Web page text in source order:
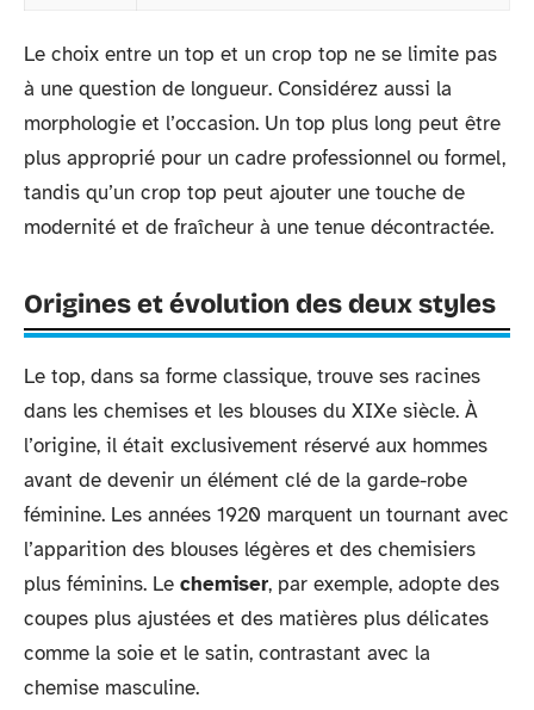
Le choix entre un top et un crop top ne se limite pas
à une question de longueur. Considérez aussi la
morphologie et l’occasion. Un top plus long peut être
plus approprié pour un cadre professionnel ou formel,
tandis qu’un crop top peut ajouter une touche de
modernité et de fraîcheur à une tenue décontractée.
Origines et évolution des deux styles
Le top, dans sa forme classique, trouve ses racines
dans les chemises et les blouses du XIXe siècle. À
l’origine, il était exclusivement réservé aux hommes
avant de devenir un élément clé de la garde-robe
féminine. Les années 1920 marquent un tournant avec
l’apparition des blouses légères et des chemisiers
plus féminins. Le chemiser, par exemple, adopte des
coupes plus ajustées et des matières plus délicates
comme la soie et le satin, contrastant avec la
chemise masculine.